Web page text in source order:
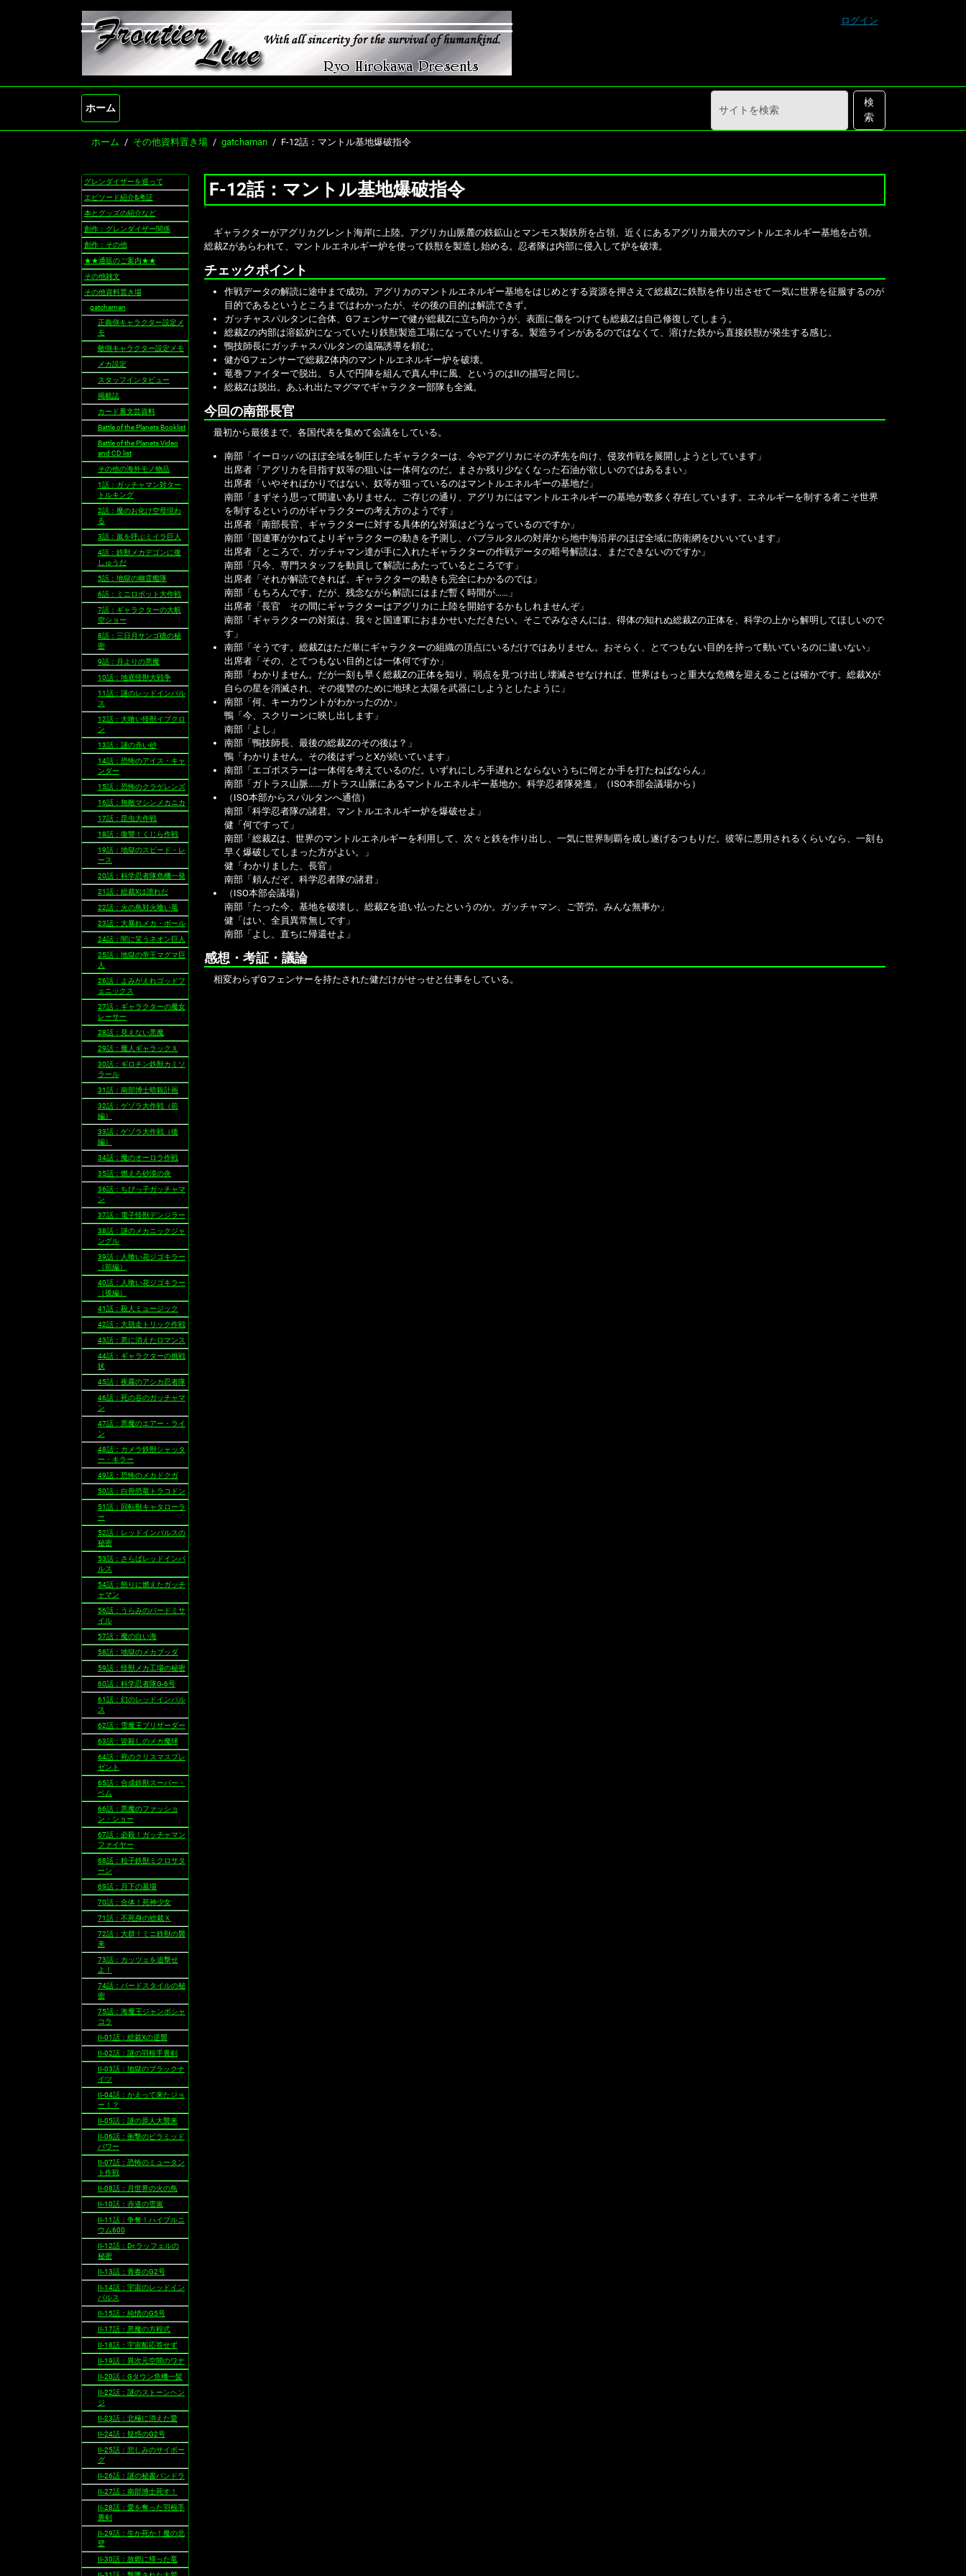
ログイン
ホーム
サ
イ
検
索
詳
細
ホーム その他資料置き場 gatchaman F-12話：マントル基地爆破指令
F-12話：マントル基地爆破指令
ギャラクターがアグリカグレント海岸に上陸。アグリカ山脈麓の鉄鉱山とマンモス製鉄所を占領、近くにあるアグリカ最大のマントルエネルギー基地を占領。
総裁Zがあらわれて、マントルエネルギー炉を使って鉄獣を製造し始める。忍者隊は内部に侵入して炉を破壊。
チェックポイント
作戦データの解読に途中まで成功。アグリカのマントルエネルギー基地をはじめとする資源を押さえて総裁Zに鉄獣を作り出させて一気に世界を征服するのが
目的であるというところまではわかったが、その後の目的は解読できず。
ガッチャスパルタンに合体、Gフェンサーで健が総裁Zに立ち向かうが、表面に傷をつけても総裁Zは自己修復してしまう。
総裁Zの内部は溶鉱炉になっていたり鉄獣製造工場になっていたりする。製造ラインがあるのではなくて、溶けた鉄から直接鉄獣が発生する感じ。
鴨技師長にガッチャスパルタンの遠隔誘導を頼む。
健がGフェンサーで総裁Z体内のマントルエネルギー炉を破壊。
竜巻ファイターで脱出。５人で円陣を組んで真ん中に風、というのはIIの描写と同じ。
総裁Zは脱出。あふれ出たマグマでギャラクター部隊も全滅。
今回の南部長官
最初から最後まで、各国代表を集めて会議をしている。
南部「イーロッパのほぼ全域を制圧したギャラクターは、今やアグリカにその矛先を向け、侵攻作戦を展開しようとしています」
出席者「アグリカを目指す奴等の狙いは一体何なのだ。まさか残り少なくなった石油が欲しいのではあるまい」
出席者「いやそればかりではない、奴等が狙っているのはマントルエネルギーの基地だ」
南部「まずそう思って間違いありません。ご存じの通り、アグリカにはマントルエネルギーの基地が数多く存在しています。エネルギーを制する者こそ世界
を制するというのがギャラクターの考え方のようです」
出席者「南部長官、ギャラクターに対する具体的な対策はどうなっているのですか」
南部「国連軍がかねてよりギャラクターの動きを予測し、バブラルタルの対岸から地中海沿岸のほぼ全域に防衛網をひいいています」
出席者「ところで、ガッチャマン達が手に入れたギャラクターの作戦データの暗号解読は、まだできないのですか」
南部「只今、専門スタッフを動員して解読にあたっているところです」
出席者「それが解読できれば、ギャラクターの動きも完全にわかるのでは」
南部「もちろんです。だが、残念ながら解読にはまだ暫く時間が……」
出席者「長官 その間にギャラクターはアグリカに上陸を開始するかもしれませんぞ」
南部「ギャラクターの対策は、我々と国連軍におまかせいただきたい。そこでみなさんには、得体の知れぬ総裁Zの正体を、科学の上から解明してほしいので
す」
南部「そうです。総裁Zはただ単にギャラクターの組織の頂点にいるだけではありません。おそらく、とてつもない目的を持って動いているのに違いない」
出席者「その、とてつもない目的とは一体何ですか」
南部「わかりません。だが一刻も早く総裁Zの正体を知り、弱点を見つけ出し壊滅させなければ、世界はもっと重大な危機を迎えることは確かです。総裁Xが
自らの星を消滅され、その復讐のために地球と太陽を武器にしようとしたように」
南部「何、キーカウントがわかったのか」
鴨「今、スクリーンに映し出します」
南部「よし」
南部「鴨技師長、最後の総裁Zのその後は？」
鴨「わかりません。その後はずっとXが続いています」
南部「エゴボスラーは一体何を考えているのだ。いずれにしろ手遅れとならないうちに何とか手を打たねばならん」
南部「ガトラス山脈……ガトラス山脈にあるマントルエネルギー基地か。科学忍者隊発進」（ISO本部会議場から）
（ISO本部からスパルタンへ通信）
南部「科学忍者隊の諸君。マントルエネルギー炉を爆破せよ」
健「何ですって」
南部「総裁Zは、世界のマントルエネルギーを利用して、次々と鉄を作り出し、一気に世界制覇を成し遂げるつもりだ。彼等に悪用されるくらいなら、一刻も
早く爆破してしまった方がよい。」
健「わかりました、長官」
南部「頼んだぞ、科学忍者隊の諸君」
（ISO本部会議場）
南部「たった今、基地を破壊し、総裁Zを追い払ったというのか。ガッチャマン、ご苦労。みんな無事か」
健「はい、全員異常無しです」
南部「よし、直ちに帰還せよ」
感想・考証・議論
相変わらずGフェンサーを持たされた健だけがせっせと仕事をしている。
ナ
ビ
ゲ
ー
シ
ョ
ン
グレンダイザーを巡って
エピソード紹介&考証
本とグッズの紹介など
創作：グレンダイザー関係
創作：その他
★★通販のご案内★★
その他雑文
その他資料置き場
gatchaman
正義側キャラクター設定メ
モ
敵側キャラクター設定メモ
メカ設定
スタッフインタビュー
掲載誌
カード裏文芸資料
Battle of the Planets Booklist
Battle of the Planets Video
and CD list
その他の海外モノ物品
1話：ガッチャマン対ター
トルキング
2話：魔のお化け空母現わ
る
3話：嵐を呼ぶミイラ巨人
4話：鉄獣メカデゴンに復
しゅうだ
5話：地獄の幽霊艦隊
6話：ミニロボット大作戦
7話：ギャラクターの大航
空ショー
8話：三日月サンゴ礁の秘
密
9話：月よりの悪魔
10話：地底怪獣大戦争
11話：謎のレッドインパル
ス
12話：大喰い怪獣イブクロ
ン
13話：謎の赤い砂
14話：恐怖のアイス・キャ
ンダー
15話：恐怖のクラゲレンズ
16話：無敵マシンメカニカ
17話：昆虫大作戦
18話：復讐！くじら作戦
19話：地獄のスピード・レ
ース
20話：科学忍者隊危機一発
21話：総裁Xは誰れだ
22話：火の鳥対火喰い竜
23話：大暴れメカ・ボール
24話：闇に笑うネオン巨人
25話：地獄の帝王マグマ巨
人
26話：よみがえれゴッドフ
ェニックス
27話：ギャラクターの魔女
レーサー
28話：見えない悪魔
29話：魔人ギャラックＸ
30話：ギロチン鉄獣カミソ
ラール
31話：南部博士暗殺計画
32話：ゲゾラ大作戦（前
編）
33話：ゲゾラ大作戦（後
編）
34話：魔のオーロラ作戦
35話：燃えろ砂漠の炎
36話：ちびっ子ガッチャマ
ン
37話：電子怪獣デンジラー
38話：謎のメカニックジャ
ングル
39話：人喰い花ジゴキラー
（前編）
40話：人喰い花ジゴキラー
（後編）
41話：殺人ミュージック
42話：大脱走トリック作戦
43話：悪に消えたロマンス
44話：ギャラクターの挑戦
状
45話：夜霧のアシカ忍者隊
46話：死の谷のガッチャマ
ン
47話：悪魔のエアー・ライ
ン
48話：カメラ鉄獣シャッタ
ー・キラー
49話：恐怖のメカドクガ
50話：白骨恐竜トラコドン
51話：回転獣キャタローラ
ー
52話：レッドインパルスの
秘密
53話：さらばレッドインパ
ルス
54話：怒りに燃えたガッチ
ャマン
56話：うらみのバードミサ
イル
57話：魔の白い海
58話：地獄のメカブッダ
59話：怪獣メカ工場の秘密
60話：科学忍者隊G-6号
61話：幻のレッドインパル
ス
62話：雪魔王ブリザーダー
63話：皆殺しのメカ魔球
64話：死のクリスマスプレ
ゼント
65話：合成鉄獣スーパー・
ベム
66話：悪魔のファッショ
ン・ショー
67話：必殺！ガッチャマン
ファイヤー
68話：粒子鉄獣ミクロサタ
ーン
69話：月下の墓場
70話：合体！死神少女
71話：不死身の総裁Ｘ
72話：大群！ミニ鉄獣の襲
来
73話：カッツェを追撃せ
よ！
74話：バードスタイルの秘
密
75話：海魔王ジャンボシャ
コラ
II-01話：総裁Xの逆襲
II-02話：謎の羽根手裏剣
II-03話：地獄のブラックナ
イツ
II-04話：かえって来たジョ
ー！？
II-05話：謎の原人大襲来
II-06話：衝撃のピラミッド
パワー
II-07話：恐怖のミュータン
ト作戦
II-08話：月世界の火の鳥
II-10話：赤道の雪嵐
II-11話：争奪！ハイプルニ
ウム600
II-12話：Dr.ラッフェルの
秘密
II-13話：青春のG2号
II-14話：宇宙のレッドイン
パルス
II-15話：純情のG5号
II-17話：悪魔の方程式
II-18話：宇宙船応答せず
II-19話：異次元空間のワナ
II-20話：Gタウン危機一髪
II-22話：謎のストーンヘン
ジ
II-23話：北極に消えた愛
II-24話：疑惑のG2号
II-25話：悲しみのサイボー
グ
II-26話：謎の秘書パンドラ
II-27話：南部博士死す！
II-28話：愛を奪った羽根手
裏剣
II-29話：生か死か！魔の北
壁
II-30話：故郷に帰った竜